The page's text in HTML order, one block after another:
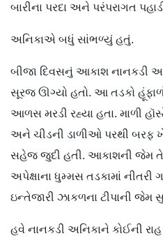
બારીના પરદા અને પરંપરાગત
અનિકાએ બધું સાંભળ્યું હતું.
બીજા દિવસનું આકાશ નાનકડી
સૂરજ ઊગ્યો હતો. આ તડકો હૂંફાળો
આળસ મરડી રહ્યા હતા. માળી
અને ચીડની ડાળીઓ પરથી બરફ
સહેજ જુદી હતી. આકાશની જેમ
અપેક્ષાના ધુમ્મસ તડકામાં નીતરી
ઇન્તેજારી ઝાકળના ટીપાની જેમ
હવે નાનકડી અનિકાને કોઈની રાહ